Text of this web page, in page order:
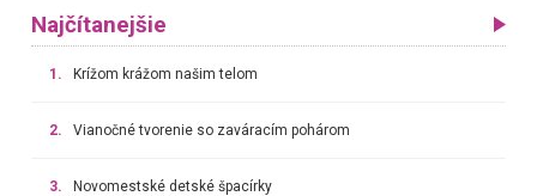
Najčítanejšie
1. Krížom krážom našim telom
2. Vianočné tvorenie so zaváracím pohárom
3. Novomestské detské špacírky